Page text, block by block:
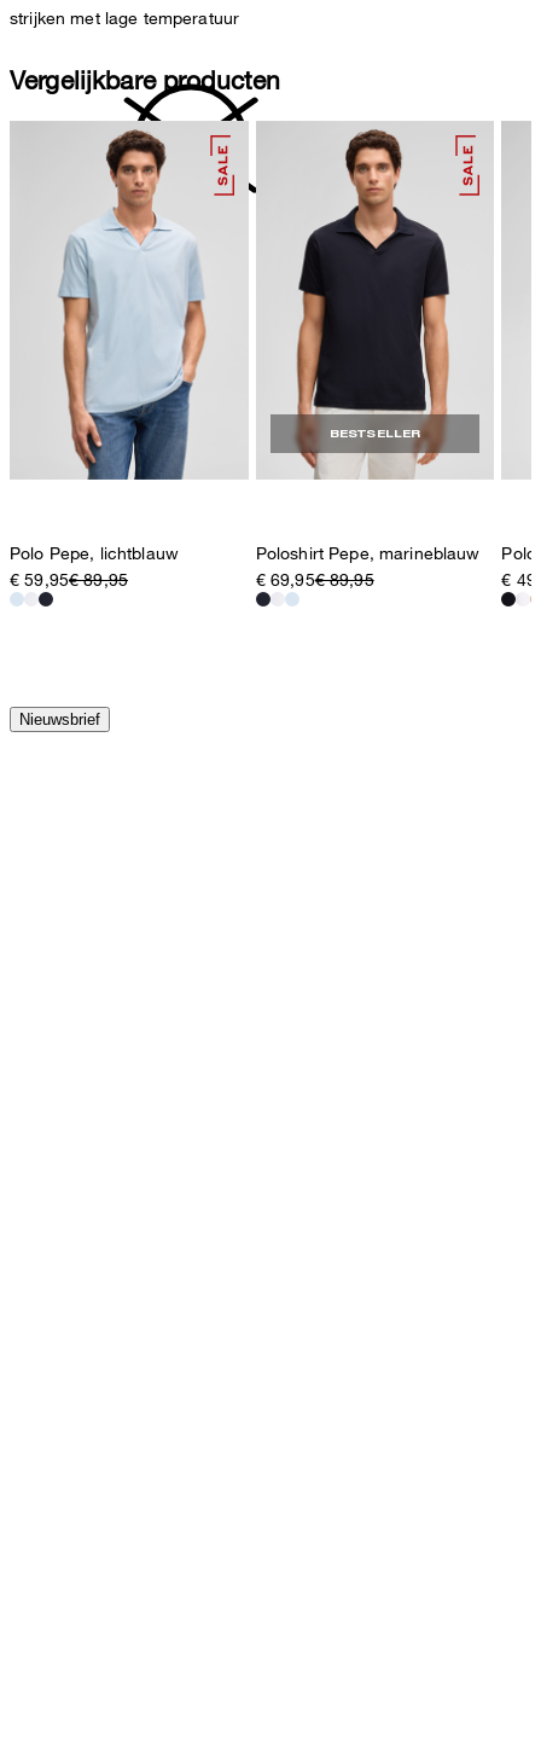
strijken met lage temperatuur
niet reinigen
Vergelijkbare producten
Polo Pepe, lichtblauw
€ 59,95€ 89,95
BESTSELLER
Poloshirt Pepe, marineblauw
€ 69,95€ 89,95
€
Nieuwsbrief